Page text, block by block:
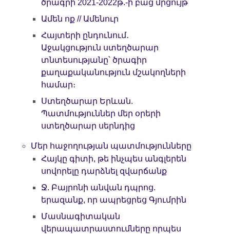
ծրագրի 2021-2022թ.-ի բաց մրցույթ
Ամեն ոք // Ամենուր
Հայտերի ընդունում․
Աջակցություն ստեղծարար
տնտեսությանը՝ ծրագիր
քաղաքականություն մշակողների
համար։
Ստեղծարար Երևան.
Պատմություններ մեր օրերի
ստեղծարար սերնդից
Մեր հաջողության պատմությունները
Հայկը գիտի, թե ինչպես անգլերեն
սովորելը դարձնել զվարճանք
Ջ. Բայրոնի անվան դպրոց.
երազանք, որ ապրեցրեց Գյումրին
Մասնագիտական
վերապատրաստումները որպես